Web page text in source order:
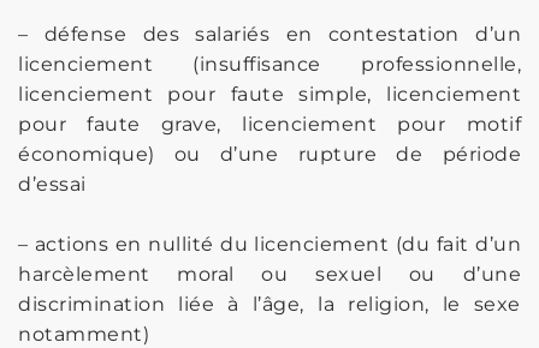
– défense des salariés en contestation d’un
licenciement (insuffisance professionnelle,
licenciement pour faute simple, licenciement
pour faute grave, licenciement pour motif
économique) ou d’une rupture de période
d’essai
– actions en nullité du licenciement (du fait d’un
harcèlement moral ou sexuel ou d’une
discrimination liée à l’âge, la religion, le sexe
notamment)